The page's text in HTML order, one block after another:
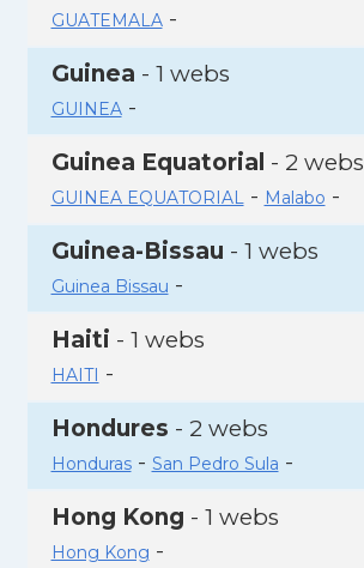
GUATEMALA-
Guinea - 1 webs
GUINEA-
Guinea Equatorial - 2 webs
GUINEA EQUATORIAL- Malabo -
Guinea-Bissau - 1 webs
Guinea Bissau -
Haiti - 1 webs
HAITI -
Hondures - 2 webs
Honduras- San Pedro Sula -
Hong Kong - 1 webs
Hong Kong -